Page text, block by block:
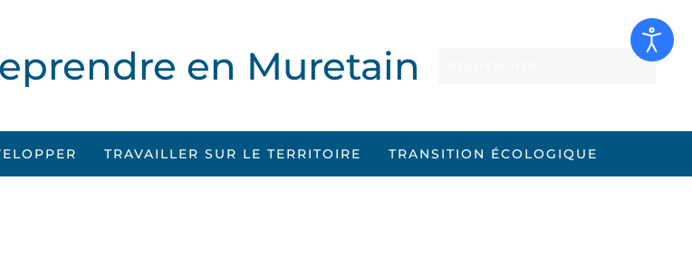
en Muretain
TRAVAILLER SUR LE TERRITOIRE TRANSITION ÉCOLOGIQUE